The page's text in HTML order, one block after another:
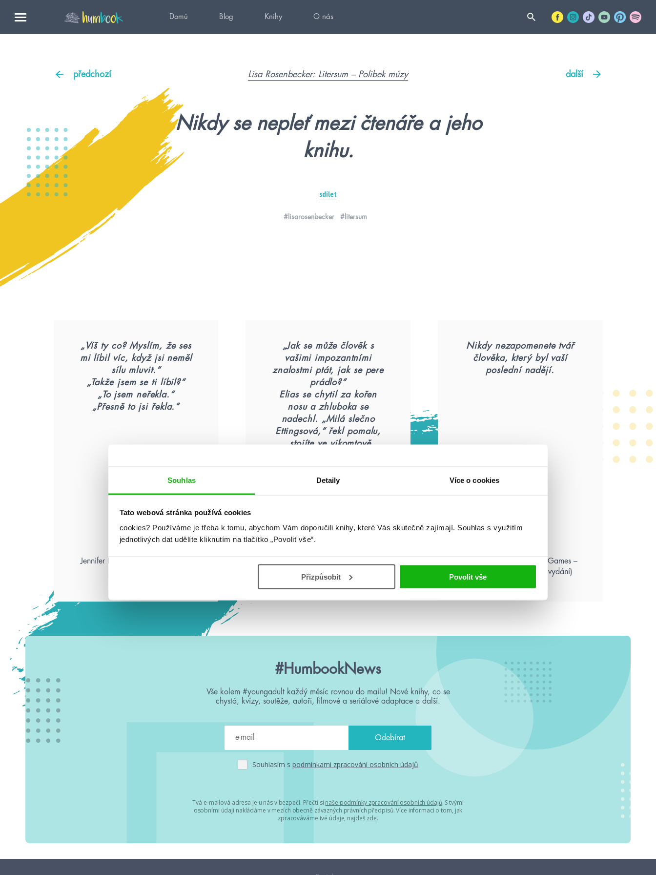
Souhlas Detaily Více o cookies
Tato webová stránka používá cookies
cookies? Používáme je třeba k tomu, abychom Vám doporučili knihy, které Vás skutečně zajímají. Souhlas s využitím
jednotlivých dat udělíte kliknutím na tlačítko „Povolit vše“.
Přizpůsobit Povolit vše
Domů Blog Knihy O nás
předchozí další
Lisa Rosenbecker: Litersum – Polibek múzy
Nikdy se nepleť mezi čtenáře a jeho
knihu.
sdílet
#lisarosenbecker #litersum
„Víš ty co? Myslím, že ses
mi líbil víc, když jsi neměl
sílu mluvit.“
„Takže jsem se ti líbil?“
„To jsem neřekla.“
„Přesně to jsi řekla.“
Jennifer L. Armentrout: Pád zkázy
„Jak se může člověk s
vašimi impozantními
znalostmi ptát, jak se pere
prádlo?“
Elias se chytil za kořen
nosu a zhluboka se
nadechl. „Milá slečno
Ettingsová,“ řekl pomalu,
„stojíte ve vikomtově
fontáně. Copak opravdu
Olivia Atwater: Půl duše
Nikdy nezapomenete tvář
člověka, který byl vaší
poslední nadějí.
Suzanne Collins: Hunger Games –
Aréna smrti (ilustrované vydání)
#HumbookNews
Vše kolem #youngadult každý měsíc rovnou do mailu! Nové knihy, co se
chystá, kvízy, soutěže, autoři, filmové a seriálové adaptace a další.
Souhlasím s podmínkami zpracování osobních údajů
Tvá e-mailová adresa je u nás v bezpečí. Přečti si naše podmínky zpracování osobních údajů. S tvými
osobními údaji nakládáme v mezích obecně závazných právních předpisů. Více informací o tom, jak
zpracováváme tvé údaje, najdeš zde.